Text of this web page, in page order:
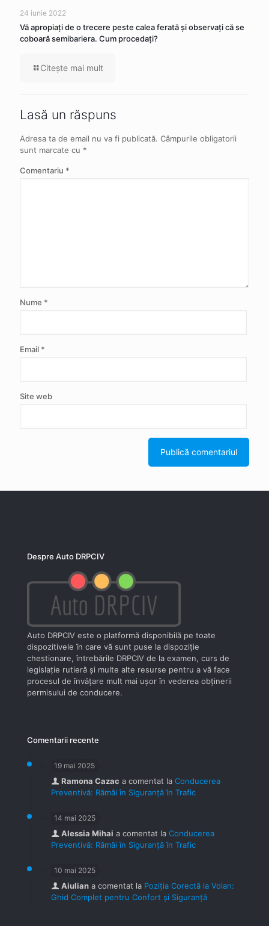
24 iunie 2022
Vă apropiaţi de o trecere peste calea ferată şi observaţi că se
coboară semibariera. Cum procedaţi?
Citeşte mai mult
Lasă un răspuns
Adresa ta de email nu va fi publicată. Câmpurile obligatorii
sunt marcate cu *
Comentariu *
Nume *
Email *
Site web
Despre Auto DRPCIV
Auto DRPCIV este o platformă disponibilă pe toate
dispozitivele în care vă sunt puse la dispoziţie
chestionare, întrebările DRPCIV de la examen, curs de
legislaţie rutieră şi multe alte resurse pentru a vă face
procesul de învăţare mult mai uşor în vederea obţinerii
permisului de conducere.
Comentarii recente
19 mai 2025
Ramona Cazac a comentat la Conducerea
Preventivă: Rămâi în Siguranță în Trafic
14 mai 2025
Alessia Mihai a comentat la Conducerea
Preventivă: Rămâi în Siguranță în Trafic
10 mai 2025
Aiulian a comentat la Poziția Corectă la Volan:
Ghid Complet pentru Confort și Siguranță